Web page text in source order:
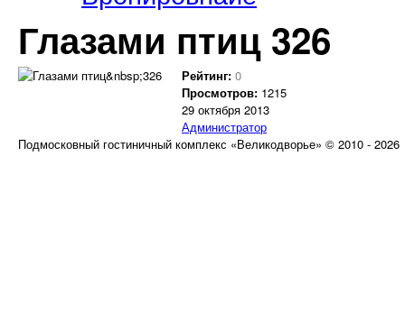
Глазами птиц 326
Рейтинг: 0
Просмотров: 1215
29 октября 2013
Администратор
Подмосковный гостиничный комплекс «Великодворье» © 2010 - 2026